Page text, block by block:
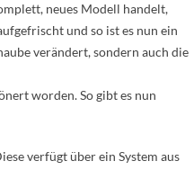
neues Modell handelt,
und so ist es nun ein
verändert, sondern auch die
worden. So gibt es nun
verfügt über ein System aus